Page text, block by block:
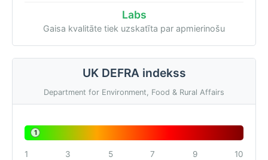
Labs
Gaisa kvalitāte tiek uzskatīta par apmierinošu
UK DEFRA indekss
Department for Environment, Food & Rural Affairs
1
1 3 5 7 9 10